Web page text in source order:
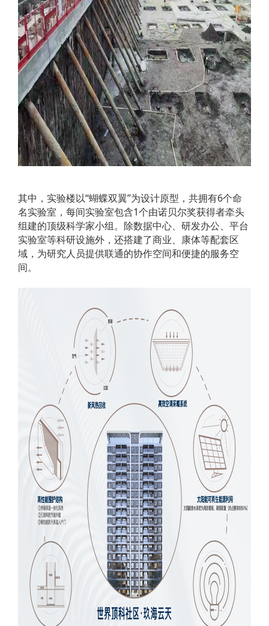
其中，实验楼以“蝴蝶双翼”为设计原型，共拥有6个命
名实验室，每间实验室包含1个由诺贝尔奖获得者牵头
组建的顶级科学家小组。除数据中心、研发办公、平台
实验室等科研设施外，还搭建了商业、康体等配套区
域，为研究人员提供联通的协作空间和便捷的服务空
间。